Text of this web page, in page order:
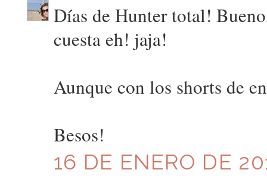
Días de Hunter total!
cuesta eh! jaja!
Aunque con los shorts de
Besos!
16 DE ENERO DE